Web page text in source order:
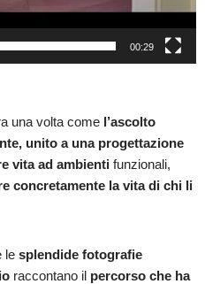
00:29
una volta come l’ascolto
unito a una progettazione
vita ad ambienti funzionali,
concretamente la vita di chi li
le splendide fotografie
raccontano il percorso che ha